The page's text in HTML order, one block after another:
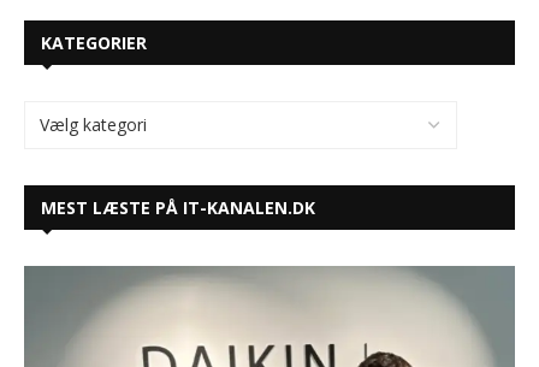
KATEGORIER
MEST LÆSTE PÅ IT-KANALEN.DK